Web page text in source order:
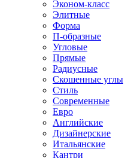
Эконом-класс
Элитные
Форма
П-образные
Угловые
Прямые
Радиусные
Скошенные углы
Стиль
Современные
Евро
Английские
Дизайнерские
Итальянские
Кантри